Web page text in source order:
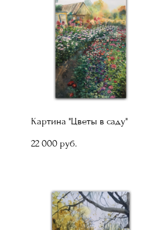
Картина "Цветы в саду"
22 000 pуб.